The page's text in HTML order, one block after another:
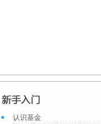
认识基金